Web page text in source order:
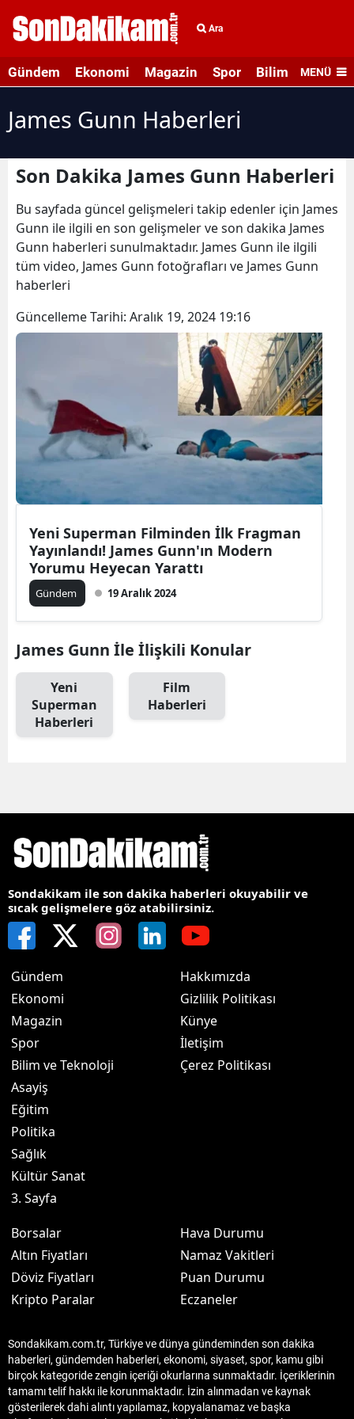
Ara
Gündem Ekonomi Magazin Spor Bilim veMENÜ
James Gunn Haberleri
Son Dakika James Gunn Haberleri
Bu sayfada güncel gelişmeleri takip edenler için James
Gunn ile ilgili en son gelişmeler ve son dakika James
Gunn haberleri sunulmaktadır. James Gunn ile ilgili
tüm video, James Gunn fotoğrafları ve James Gunn
haberleri
Güncelleme Tarihi: Aralık 19, 2024 19:16
Yeni Superman Filminden İlk Fragman
Yayınlandı! James Gunn'ın Modern
Yorumu Heyecan Yarattı
Gündem 19 Aralık 2024
James Gunn İle İlişkili Konular
Yeni
Superman
Haberleri
Film
Haberleri
Sondakikam ile son dakika haberleri okuyabilir ve
sıcak gelişmelere göz atabilirsiniz.
Gündem
Ekonomi
Magazin
Spor
Bilim ve Teknoloji
Asayiş
Eğitim
Politika
Sağlık
Kültür Sanat
3. Sayfa
Hakkımızda
Gizlilik Politikası
Künye
İletişim
Çerez Politikası
Borsalar
Altın Fiyatları
Döviz Fiyatları
Kripto Paralar
Hava Durumu
Namaz Vakitleri
Puan Durumu
Eczaneler
Sondakikam.com.tr, Türkiye ve dünya gündeminden son dakika
haberleri, gündemden haberleri, ekonomi, siyaset, spor, kamu gibi
birçok kategoride zengin içeriği okurlarına sunmaktadır. İçeriklerinin
tamamı telif hakkı ile korunmaktadır. İzin alınmadan ve kaynak
gösterilerek dahi alıntı yapılamaz, kopyalanamaz ve başka